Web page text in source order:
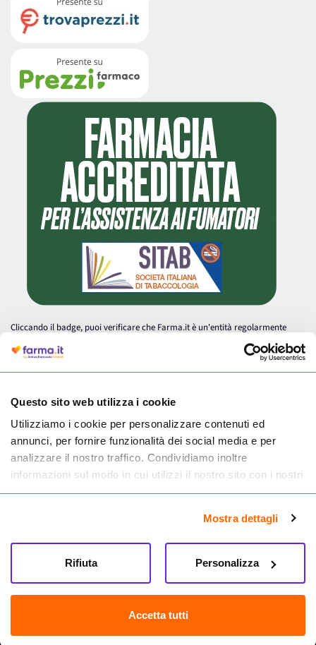
Questo sito web utilizza i cookie
Utilizziamo i cookie per personalizzare contenuti ed
annunci, per fornire funzionalità dei social media e per
analizzare il nostro traffico. Condividiamo inoltre
informazioni sul modo in cui utilizzi il nostro sito con i nostri
partner che si occupano di analisi dei dati web, pubblicità e
informazioni che hai fornito loro o che hanno raccolto dal
tuo utilizzo dei loro servizi.
Mostra dettagli
Accetta tutti
Personalizza
Rifiuta
Cliccando il badge, puoi verificare che Farma.it è un'entità regolarmente
autorizzata dal Ministero della Salute a effettuare la vendita online di
medicinali.
Farma.it S.a.s. P. IVA 07417261216 REA: NA-884088
CREDITS
Sede legale Via delle Repubbliche Marinare 128, 80147 Napoli